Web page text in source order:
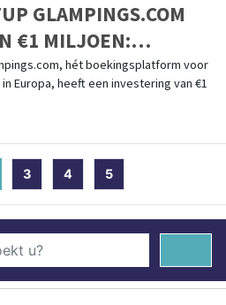
GLAMPINGS.COM
€1 MILJOEN:
KNAB / ALBELLI
hét boekingsplatform voor
Europa, heeft een investering van €1
3 4 5